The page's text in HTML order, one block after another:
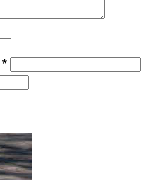
*